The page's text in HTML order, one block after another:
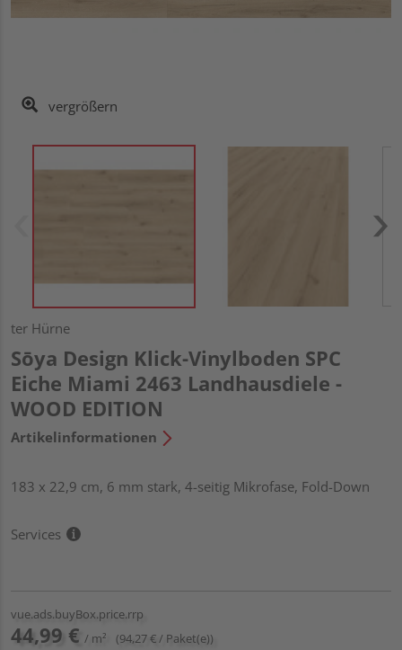
vergrößern
ter Hürne
Sōya Design Klick-Vinylboden SPC
Eiche Miami 2463 Landhausdiele -
WOOD EDITION
Artikelinformationen
183 x 22,9 cm, 6 mm stark, 4-seitig Mikrofase, Fold-Down
Services
vue.ads.buyBox.price.rrp
44,99 € / m² (94,27 € / Paket(e))